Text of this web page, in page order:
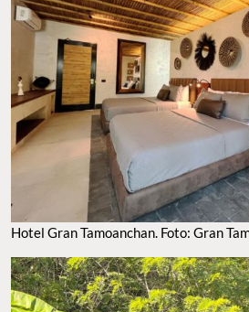
Hotel Gran Tamoanchan. Foto: Gran